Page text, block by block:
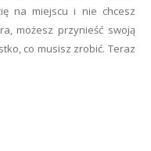
na miejscu i nie chcesz
możesz przynieść swoją
co musisz zrobić. Teraz